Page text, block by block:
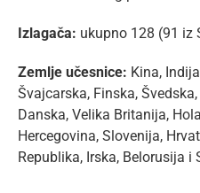
Izlagača: ukupno 128 (91 iz
Zemlje učesnice: Kina,
Švajcarska, Finska,
Danska, Velika Britanija,
Hercegovina, Slovenija,
Republika, Irska, Belorusija i